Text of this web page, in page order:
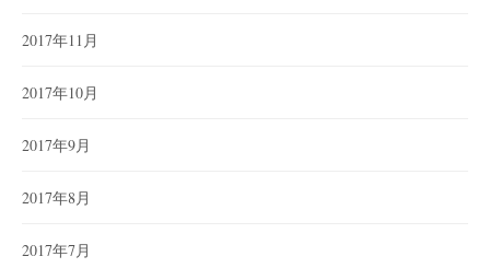
2017年11月
2017年10月
2017年9月
2017年8月
2017年7月